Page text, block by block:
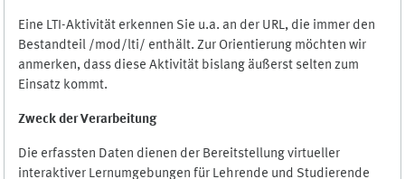
Eine LTI-Aktivität erkennen Sie u.a. an der URL, die immer den
Bestandteil /mod/lti/ enthält. Zur Orientierung möchten wir
anmerken, dass diese Aktivität bislang äußerst selten zum
Einsatz kommt.
Zweck der Verarbeitung
Die erfassten Daten dienen der Bereitstellung virtueller
interaktiver Lernumgebungen für Lehrende und Studierende